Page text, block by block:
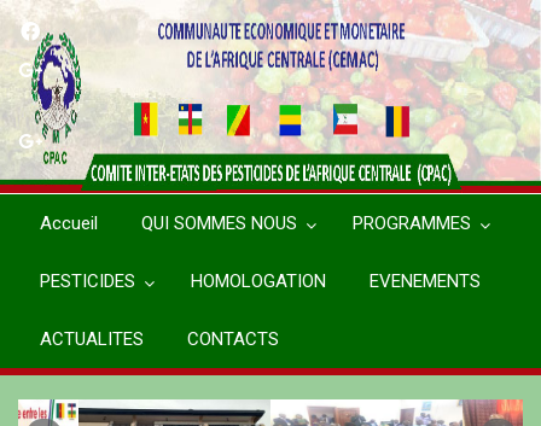
Aller
contenu
principal
Accueil QUI SOMMES NOUS PROGRAMMES
PESTICIDES HOMOLOGATION EVENEMENTS
ACTUALITES CONTACTS